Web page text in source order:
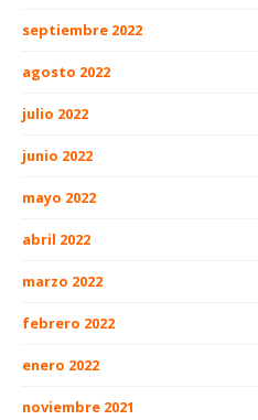
septiembre 2022
agosto 2022
julio 2022
junio 2022
mayo 2022
abril 2022
marzo 2022
febrero 2022
enero 2022
noviembre 2021